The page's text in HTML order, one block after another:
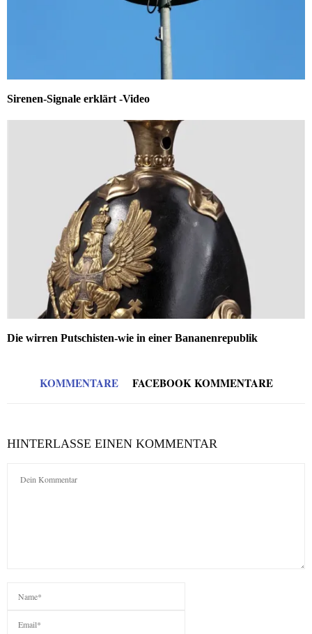
Sirenen-Signale erklärt -Video
Die wirren Putschisten-wie in einer Bananenrepublik
KOMMENTARE FACEBOOK KOMMENTARE
HINTERLASSE EINEN KOMMENTAR